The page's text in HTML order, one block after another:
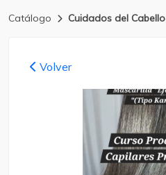
Catálogo Cuidados del Cabello
Volver